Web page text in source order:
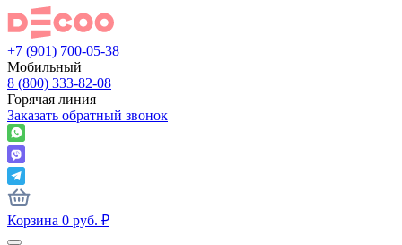
+7 (901) 700-05-38
Мобильный
8 (800) 333-82-08
Горячая линия
Заказать обратный звонок
Корзина 0 руб. ₽